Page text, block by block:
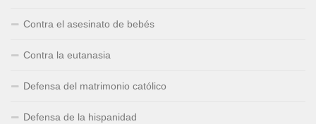
Contra el asesinato de bebés
Contra la eutanasia
Defensa del matrimonio católico
Defensa de la hispanidad